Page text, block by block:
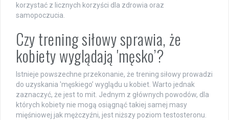
korzystać z licznych korzyści dla zdrowia oraz
samopoczucia.
Czy trening siłowy sprawia, że
kobiety wyglądają 'męsko’?
Istnieje powszechne przekonanie, że trening siłowy prowadzi
do uzyskania 'męskiego’ wyglądu u kobiet. Warto jednak
zaznaczyć, że jest to mit. Jednym z głównych powodów, dla
których kobiety nie mogą osiągnąć takiej samej masy
mięśniowej jak mężczyźni, jest niższy poziom testosteronu.